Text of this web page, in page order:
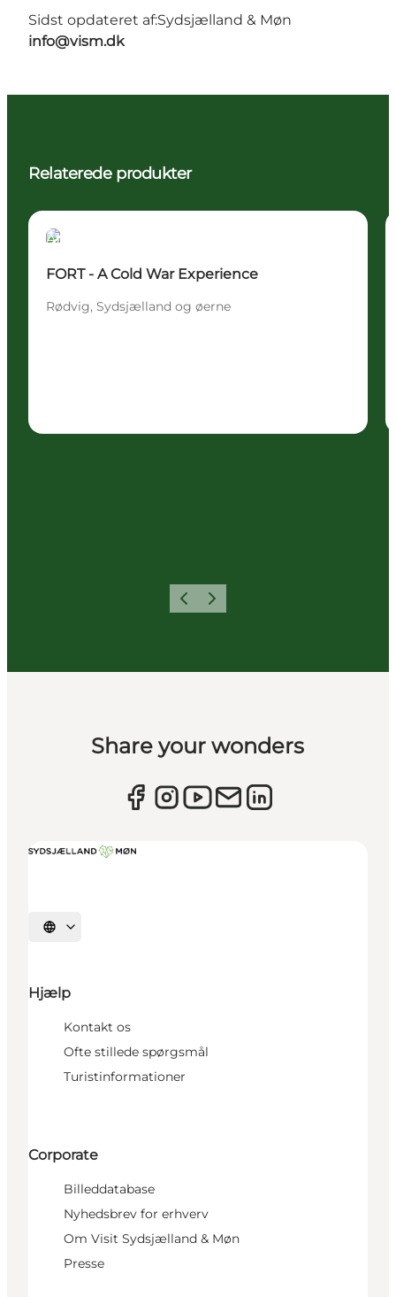
Sidst opdateret af:Sydsjælland & Møn
info@vism.dk
Relaterede produkter
Attraktioner
FORT - A Cold War Experience
Rødvig, Sydsjælland og øerne
ForrigeNæste
Share your wonders
Vælg sprog
Hjælp
Kontakt os
Ofte stillede spørgsmål
Turistinformationer
Corporate
Billeddatabase
Nyhedsbrev for erhverv
Om Visit Sydsjælland & Møn
Presse